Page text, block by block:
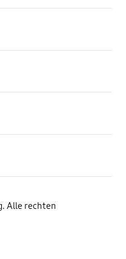
Alle rechten